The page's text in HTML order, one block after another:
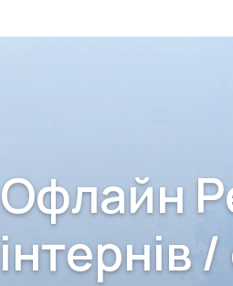
Офлайн
інтернів